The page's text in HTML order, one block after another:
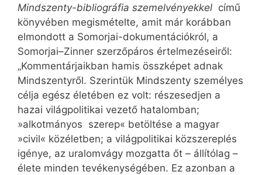
Mindszenty-bibliográfia szemelvényekkel című
könyvében megismételte, amit már korábban
elmondott a Somorjai-dokumentációkról, a
Somorjai–Zinner szerzőpáros értelmezéseiről:
„Kommentárjaikban hamis összképet adnak
Mindszentyről. Szerintük Mindszenty személyes
célja egész életében ez volt: részesedjen a
hazai világpolitikai vezető hatalomban;
»alkotmányos szerep« betöltése a magyar
»civil« közéletben; a világpolitikai közszereplés
igénye, az uralomvágy mozgatta őt – állítólag –
élete minden tevékenységében. Ez azonban a